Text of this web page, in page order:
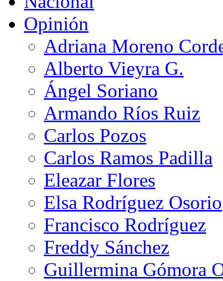
Opinión
Adriana Moreno
Alberto Vieyra G.
Ángel Soriano
Armando Ríos Ruiz
Carlos Pozos
Carlos Ramos Padilla
Eleazar Flores
Elsa Rodríguez Osorio
Francisco Rodríguez
Freddy Sánchez
Guillermina Gómora